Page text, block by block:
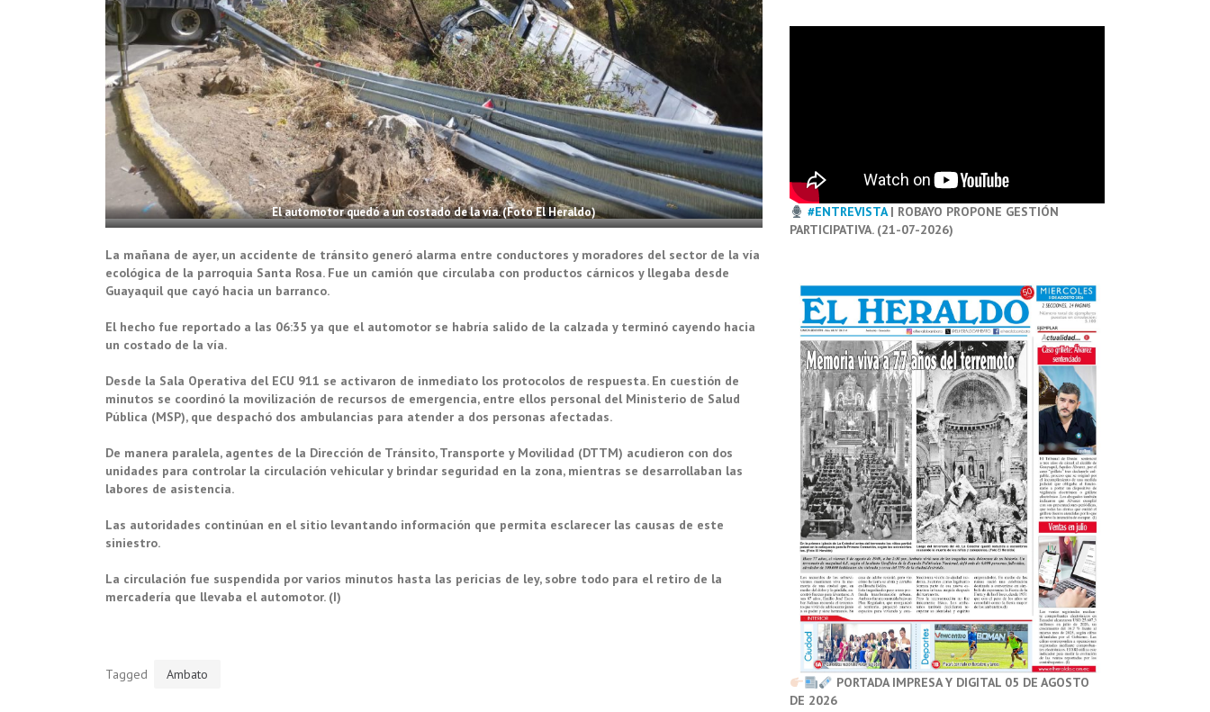
El automotor quedó a un costado de la vía. (Foto El Heraldo)
La mañana de ayer, un accidente de tránsito generó alarma entre conductores y moradores del sector de la vía
ecológica de la parroquia Santa Rosa. Fue un camión que circulaba con productos cárnicos y llegaba desde
Guayaquil que cayó hacia un barranco.
El hecho fue reportado a las 06:35 ya que el automotor se habría salido de la calzada y terminó cayendo hacia
un costado de la vía.
Desde la Sala Operativa del ECU 911 se activaron de inmediato los protocolos de respuesta. En cuestión de
minutos se coordinó la movilización de recursos de emergencia, entre ellos personal del Ministerio de Salud
Pública (MSP), que despachó dos ambulancias para atender a dos personas afectadas.
De manera paralela, agentes de la Dirección de Tránsito, Transporte y Movilidad (DTTM) acudieron con dos
unidades para controlar la circulación vehicular y brindar seguridad en la zona, mientras se desarrollaban las
labores de asistencia.
Las autoridades continúan en el sitio levantando información que permita esclarecer las causas de este
siniestro.
La circulación fue suspendida por varios minutos hasta las pericias de ley, sobre todo para el retiro de la
mercadería que llevaba el automotor. (I)
Tagged Ambato
#ENTREVISTA| ROBAYO PROPONE GESTIÓN
PARTICIPATIVA. (21-07-2026)
PORTADA IMPRESA Y DIGITAL 05 DE AGOSTO
DE 2026